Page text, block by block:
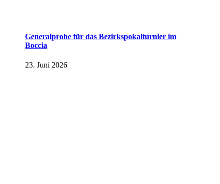
Generalprobe für das Bezirkspokalturnier im
Boccia
23. Juni 2026